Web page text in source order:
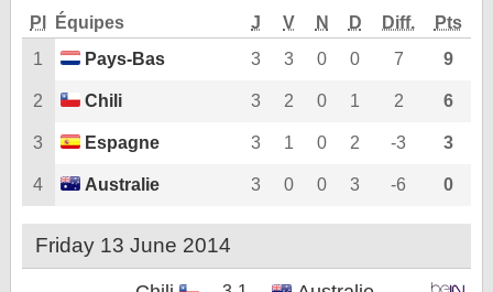
Pl Équipes J V N D Diff.
Pts
1
Pays-Bas 3 3 0 0 7 9
2 Chili 3 2 0 1 2 6
3 Espagne 3 1 0 2 -3 3
4 Australie 3 0 0 3 -6 0
Friday 13 June 2014